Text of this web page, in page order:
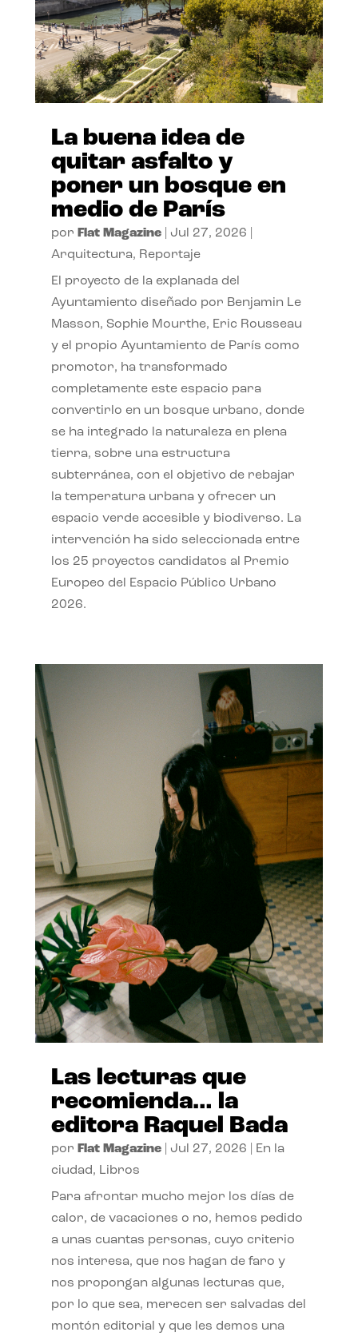
La buena idea de
quitar asfalto y
poner un bosque en
medio de París
por Flat Magazine| Jul 27, 2026
Arquitectura, Reportaje
El proyecto de la explanada del
Ayuntamiento diseñado por Benjamin Le
Masson, Sophie Mourthe, Eric Rousseau
y el propio Ayuntamiento de París como
promotor, ha transformado
completamente este espacio para
convertirlo en un bosque urbano, donde
se ha integrado la naturaleza en plena
tierra, sobre una estructura
subterránea, con el objetivo de rebajar
la temperatura urbana y ofrecer un
espacio verde accesible y biodiverso. La
intervención ha sido seleccionada entre
los 25 proyectos candidatos al Premio
Europeo del Espacio Público Urbano
2026.
Las lecturas que
recomienda… la
editora Raquel Bada
por Flat Magazine| Jul 27, 2026
En la
ciudad, Libros
Para afrontar mucho mejor los días de
calor, de vacaciones o no, hemos pedido
a unas cuantas personas, cuyo criterio
nos interesa, que nos hagan de faro y
nos propongan algunas lecturas que,
por lo que sea, merecen ser salvadas del
montón editorial y que les demos una